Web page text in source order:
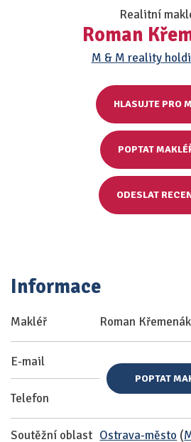
Realitní
Roman
M & M reality
HLASUJTE PRO
POPTAT
ODESLAT
Informace
Makléř Roman Křemenák
E-mail
Telefon
POPTAT
Soutěžní oblast Ostrava-město (